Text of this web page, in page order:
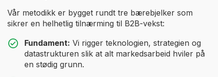
Vår metodikk er bygget rundt tre bærebjelker som
sikrer en helhetlig tilnærming til B2B-vekst:
Fundament: Vi rigger teknologien, strategien og
datastrukturen slik at alt markedsarbeid hviler på
en stødig grunn.